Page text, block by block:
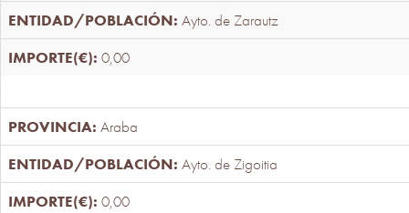
Ayto. de Zarautz
0,00
Araba
Ayto. de Zigoitia
0,00